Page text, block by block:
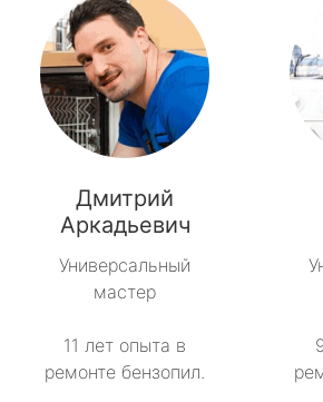
Дмитрий
Аркадьевич
Универсальный
мастер
11 лет опыта в
ремонте бензопил.